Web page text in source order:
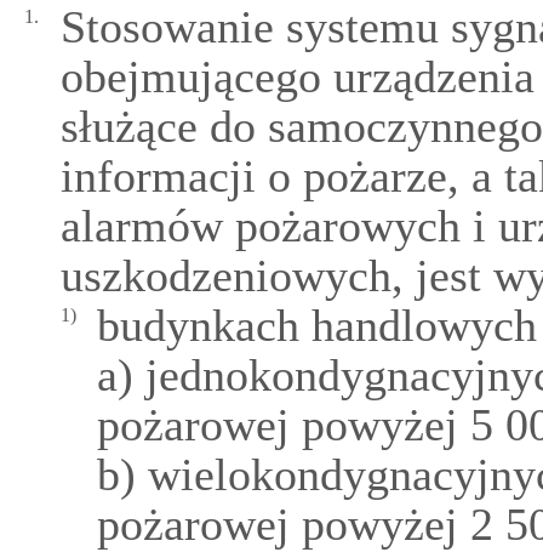
1.
Stosowanie systemu
obejmującego
służące do
informacji o pożarze, a
alarmów pożarowych i
uszkodzeniowych, jest
1)
budynkach
a)
pożarowej powyżej 5
b)
pożarowej powyżej 2